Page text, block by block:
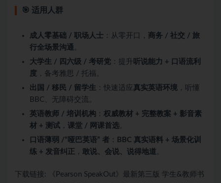
🎯 适用人群
成人零基础 / 职场人士 ：从零开口， 商务 / 社交 / 旅
行全场景沟通
大学生 / 四六级 / 考研党 ：提升
听说能力 + 口语流利
度 ，备考雅思 / 托福。
出国 / 移民 / 留学生 ：快速适应真实英语环境 ，听懂
BBC、无障碍交流。
英语教师 / 培训机构 ： 权威教材 + 完整教案 + 影音素
材 + 测试 ， 课堂 / 网课首选
口语薄弱 /“哑巴英语” 者 ：
BBC 真实语料 + 场景化训
练 + 发音纠正 ， 敢说、会说、说得地道
下载链接: 《Pearson SpeakOut》最新第三版 学生&教师书